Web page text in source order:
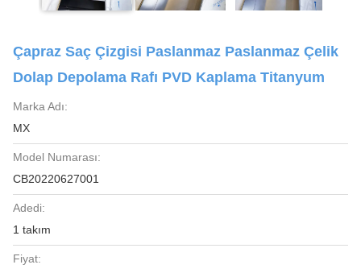
Çapraz Saç Çizgisi Paslanmaz Paslanmaz Çelik
Dolap Depolama Rafı PVD Kaplama Titanyum
Marka Adı:
MX
Model Numarası:
CB20220627001
Adedi:
1 takım
Fiyat: